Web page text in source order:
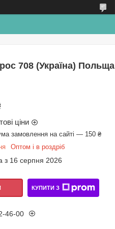
708 (Україна) Польща
ціни
замовлення на сайті — 150 ₴
Оптом і в роздріб
з 16 серпня 2026
КУПИТИ З
46-00